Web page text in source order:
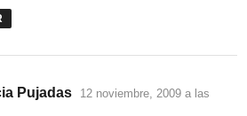
Pujadas dice:
12 noviembre, 2009 a las